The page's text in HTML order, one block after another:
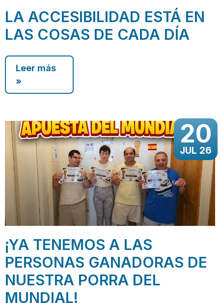
LA ACCESIBILIDAD ESTÁ EN
LAS COSAS DE CADA DÍA
Leer más
»
20
JUL 26
¡YA TENEMOS A LAS
PERSONAS GANADORAS DE
NUESTRA PORRA DEL
MUNDIAL!